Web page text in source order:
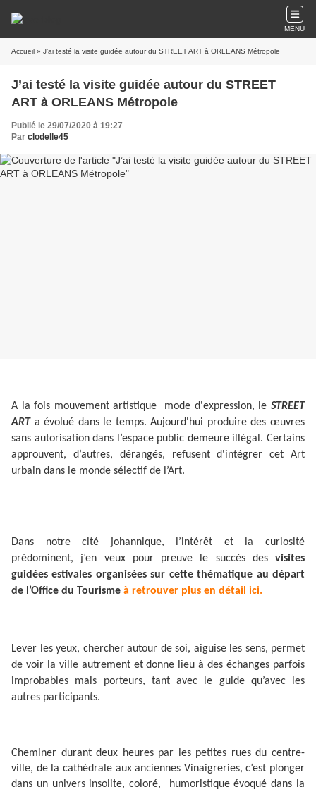
MENU
Accueil » J’ai testé la visite guidée autour du STREET ART à ORLEANS Métropole
J’ai testé la visite guidée autour du STREET
ART à ORLEANS Métropole
Publié le 29/07/2020 à 19:27
Par clodelle45
A la fois mouvement artistique mode d'expression, le STREET
ARTa évolué dans le temps. Aujourd'hui produire des œuvres
sans autorisation dans l’espace public demeure illégal. Certains
approuvent, d’autres, dérangés, refusent d'intégrer cet Art
urbain dans le monde sélectif de l’Art.
Dans notre cité johannique, l’intérêt et la curiosité
prédominent, j’en veux pour preuve le succès des visites
guidées estivales organisées sur cette thématique au départ
de l’Office du Tourisme à retrouver plus en détail ici.
Lever les yeux, chercher autour de soi, aiguise les sens, permet
de voir la ville autrement et donne lieu à des échanges parfois
improbables mais porteurs, tant avec le guide qu’avec les
autres participants.
Cheminer durant deux heures par les petites rues du centre-
ville, de la cathédrale aux anciennes Vinaigreries, c’est plonger
dans un univers insolite, coloré, humoristique évoqué dans la